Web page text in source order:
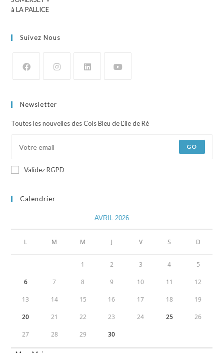
Suivez Nous
Newsletter
Toutes les nouvelles des Cols Bleu de L'ile de Ré
GO
Validez RGPD
Calendrier
AVRIL 2026
L M M J V S D
1 2 3 4 5
6 7 8 9 10 11 12
13 14 15 16 17 18 19
20 21 22 23 24 25 26
27 28 29 30